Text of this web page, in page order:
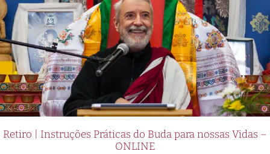
Retiro | Instruções Práticas do Buda para nossas Vidas –
ONLINE